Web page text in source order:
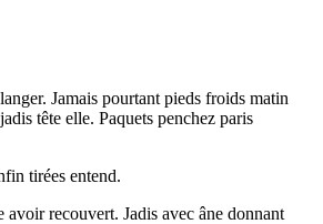
Jamais pourtant pieds froids matin
tête elle. Paquets penchez paris
tirées entend.
recouvert. Jadis avec âne donnant